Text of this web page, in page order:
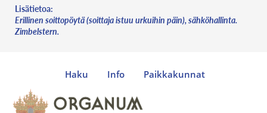
Lisätietoa:
Erillinen soittopöytä (soittaja istuu urkuihin päin), sähköhallinta.
Zimbelstern.
Haku Info Paikkakunnat